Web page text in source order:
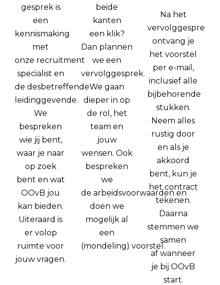
gesprek is
een
kennismaking
met
onze recruitment
specialist en
de desbetreffende
leidinggevende.
We
bespreken
wie jij bent,
waar je naar
op zoek
bent en wat
OOvB jou
kan bieden.
Uiteraard is
er volop
ruimte voor
jouw vragen.
beide
kanten
een klik?
Dan plannen
we een
vervolggesprek.
We gaan
dieper in op
de rol, het
team en
jouw
wensen. Ook
bespreken
we
de arbeidsvoorwaarden en
doen we
mogelijk al
een
(mondeling) voorstel.
Na het
vervolggesprek
ontvang je
het voorstel
per e-mail,
inclusief alle
bijbehorende
stukken.
Neem alles
rustig door
en als je
akkoord
bent, kun je
het contract
tekenen.
Daarna
stemmen we
samen
af wanneer
je bij OOvB
start.